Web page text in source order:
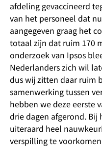
afdeling gevaccineerd
van het personeel dat
aangegeven graag het
totaal zijn dat ruim 170
onderzoek van Ipsos
Nederlanders zich wil
dus wij zitten daar ruim
samenwerking tussen
hebben we deze eerste
drie dagen afgerond. Bij
uiteraard heel
verspilling te